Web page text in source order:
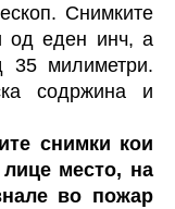
Снимките
од еден инч, а
35 милиметри.
содржина и
снимки кои
место, на
во пожар